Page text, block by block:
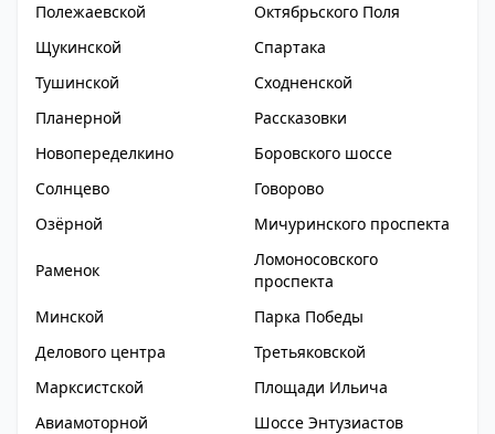
Полежаевской
Октябрьского Поля
Щукинской
Спартака
Тушинской
Сходненской
Планерной
Рассказовки
Новопеределкино
Боровского шоссе
Солнцево
Говорово
Озёрной
Мичуринского проспекта
Раменок
Ломоносовского
проспекта
Минской
Парка Победы
Делового центра
Третьяковской
Марксистской
Площади Ильича
Авиамоторной
Шоссе Энтузиастов